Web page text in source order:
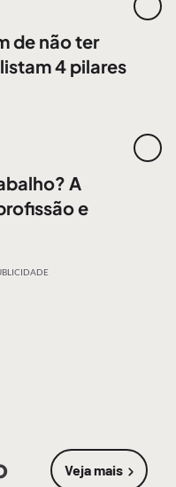
de não ter
4 pilares
A
e
Veja mais
sobre